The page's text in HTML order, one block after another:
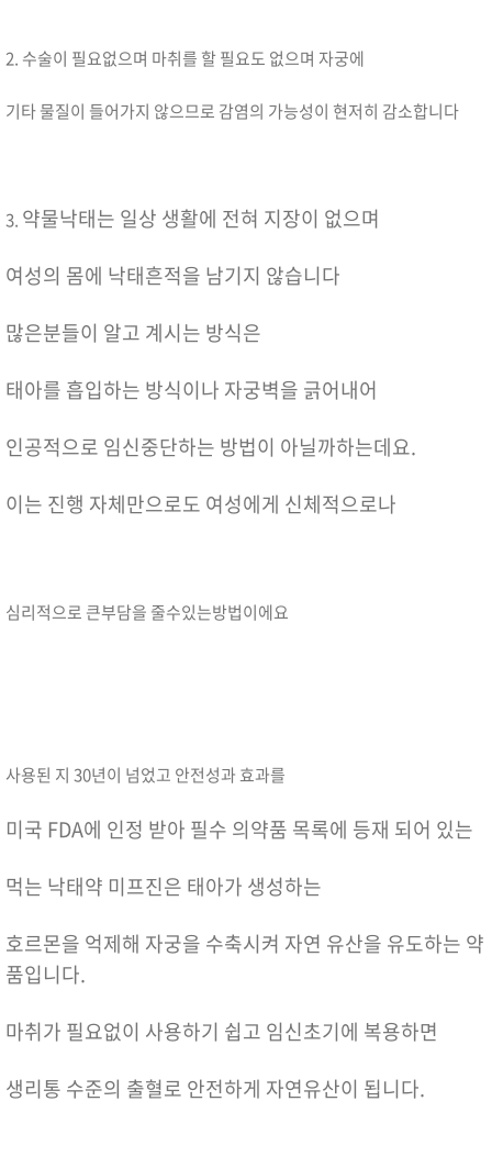
2. 수술이 필요없으며 마취를 할 필요도 없으며 자궁에
기타 물질이 들어가지 않으므로 감염의 가능성이 현저히 감소합니다
3. 약물낙태는 일상 생활에 전혀 지장이 없으며
여성의 몸에 낙태흔적을 남기지 않습니다
많은분들이 알고 계시는 방식은
태아를 흡입하는 방식이나 자궁벽을 긁어내어
인공적으로 임신중단하는 방법이 아닐까하는데요.
이는 진행 자체만으로도 여성에게 신체적으로나
심리적으로 큰부담을 줄수있는방법이에요
사용된 지 30년이 넘었고 안전성과 효과를
미국 FDA에 인정 받아 필수 의약품 목록에 등재 되어 있는
먹는 낙태약 미프진은 태아가 생성하는
호르몬을 억제해 자궁을 수축시켜 자연 유산을 유도하는 약
품입니다.
마취가 필요없이 사용하기 쉽고 임신초기에 복용하면
생리통 수준의 출혈로 안전하게 자연유산이 됩니다.